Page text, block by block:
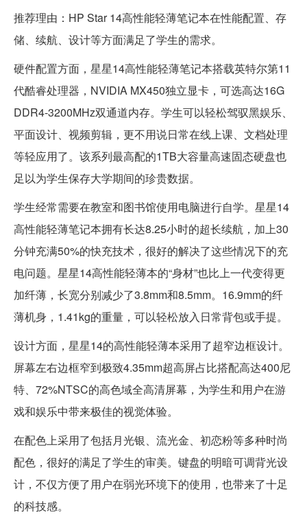
推荐理由：HP Star 14高性能轻薄笔记本在性能配置、存
储、续航、设计等方面满足了学生的需求。
硬件配置方面，星星14高性能轻薄笔记本搭载英特尔第11
代酷睿处理器，NVIDIA MX450独立显卡，可选高达16G
DDR4-3200MHz双通道内存。学生可以轻松驾驭黑娱乐、
平面设计、视频剪辑，更不用说日常在线上课、文档处理
等轻应用了。该系列最高配的1TB大容量高速固态硬盘也
足以为学生保存大学期间的珍贵数据。
学生经常需要在教室和图书馆使用电脑进行自学。星星14
高性能轻薄笔记本拥有长达8.25小时的超长续航，加上30
分钟充满50%的快充技术，很好的解决了这些情况下的充
电问题。星星14高性能轻薄本的“身材”也比上一代变得更
加纤薄，长宽分别减少了3.8mm和8.5mm。16.9mm的纤
薄机身，1.41kg的重量，可以轻松放入日常背包或手提。
设计方面，星星14的高性能轻薄本采用了超窄边框设计。
屏幕左右边框窄到极致4.35mm超高屏占比搭配高达400尼
特、72%NTSC的高色域全高清屏幕，为学生和用户在游
戏和娱乐中带来极佳的视觉体验。
在配色上采用了包括月光银、流光金、初恋粉等多种时尚
配色，很好的满足了学生的审美。键盘的明暗可调背光设
计，不仅方便了用户在弱光环境下的使用，也带来了十足
的科技感。